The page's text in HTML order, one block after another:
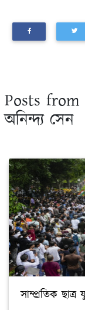
Posts from
অনিন্দ্য সেন
সাম্প্রতিক